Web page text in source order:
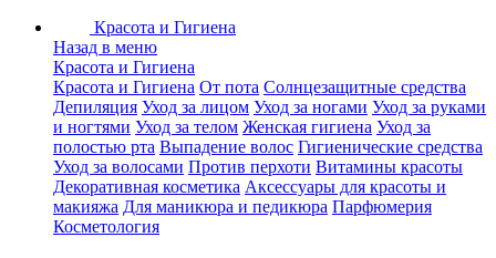
Красота и Гигиена
Назад в меню
Красота и Гигиена
Красота и Гигиена От пота Солнцезащитные средства
Депиляция Уход за лицом Уход за ногами Уход за руками
и ногтями Уход за телом Женская гигиена Уход за
полостью рта Выпадение волос Гигиенические средства
Уход за волосами Против перхоти Витамины красоты
Декоративная косметика Аксессуары для красоты и
макияжа Для маникюра и педикюра Парфюмерия
Косметология